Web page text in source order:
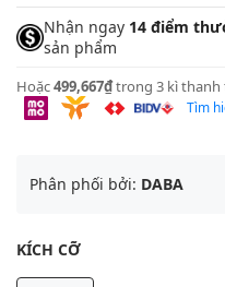
Nhận ngay 14 điểm
sản phẩm
Hoặc499,667₫trong 3 kì thanh
Tìm
Phân phối bởi: DABA
KÍCH CỠ